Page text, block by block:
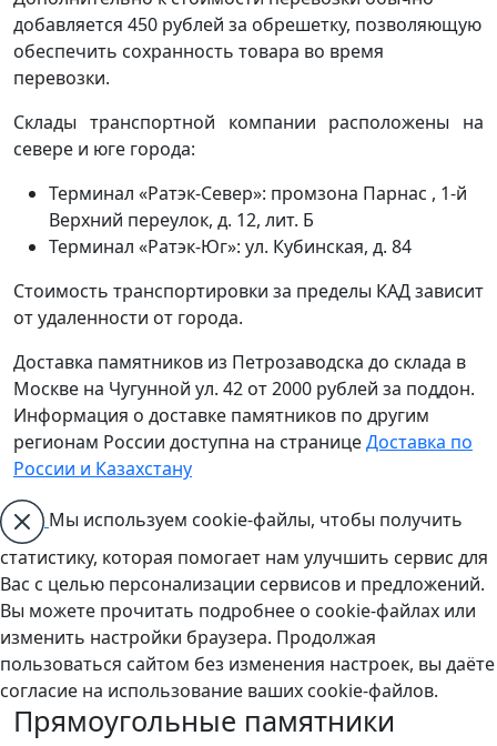
добавляется 450 рублей за обрешетку, позволяющую
обеспечить сохранность товара во время
перевозки.
Склады транспортной компании расположены на
севере и юге города:
Терминал «Ратэк-Север»: промзона Парнас , 1-й
Верхний переулок, д. 12, лит. Б
Терминал «Ратэк-Юг»: ул. Кубинская, д. 84
Стоимость транспортировки за пределы КАД зависит
от удаленности от города.
Доставка памятников из Петрозаводска до склада в
Москве на Чугунной ул. 42 от 2000 рублей за поддон.
Информация о доставке памятников по другим
регионам России доступна на страницеДоставка по
России и Казахстану
Мы используем cookie-файлы, чтобы получить
статистику, которая помогает нам улучшить сервис для
Вас с целью персонализации сервисов и предложений.
Вы можете прочитать подробнее о cookie-файлах или
изменить настройки браузера. Продолжая
пользоваться сайтом без изменения настроек, вы даёте
согласие на использование ваших cookie-файлов.
Прямоугольные памятники